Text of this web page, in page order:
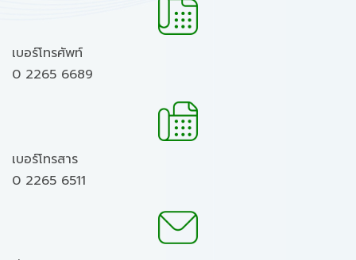
เบอร์โทรศัพท์
0 2265 6689
เบอร์โทรสาร
0 2265 6511